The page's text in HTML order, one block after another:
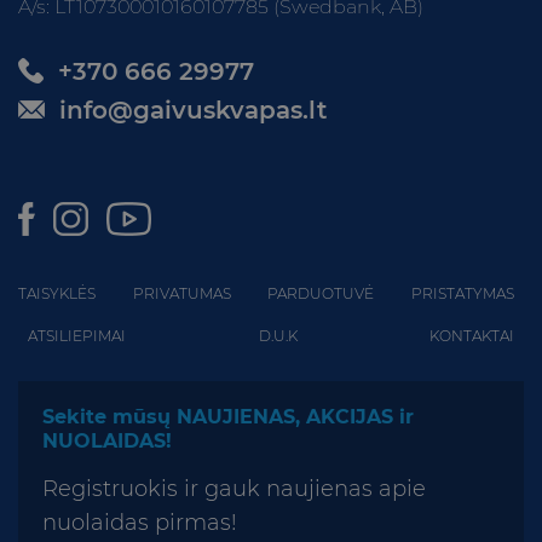
A/s: LT107300010160107785 (Swedbank, AB)
+370 666 29977
info@gaivuskvapas.lt
TAISYKLĖS PRIVATUMAS PARDUOTUVĖ PRISTATYMAS
ATSILIEPIMAI D.U.K KONTAKTAI
Sekite mūsų NAUJIENAS, AKCIJAS ir
NUOLAIDAS!
Registruokis ir gauk naujienas apie
nuolaidas pirmas!